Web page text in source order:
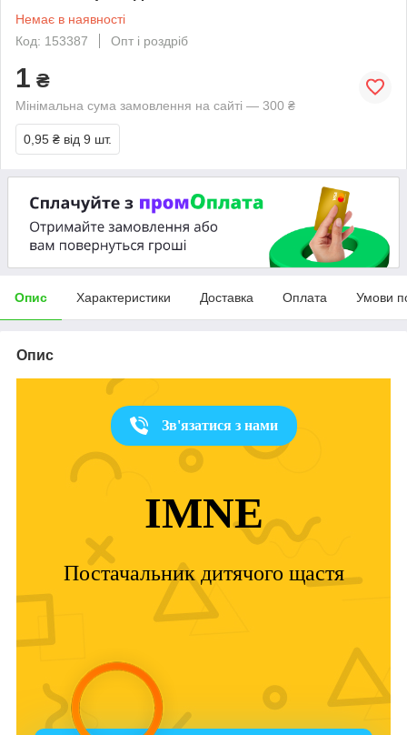
Немає в наявності
Код: 153387
Опт і роздріб
1 ₴
Мінімальна сума замовлення на сайті — 300 ₴
0,95 ₴ від 9 шт.
Опис Характеристики Доставка Оплата Умови
Опис
Зв'язатися з нами
IMNE
Постачальник дитячого щастя